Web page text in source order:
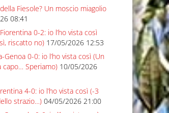
Fiesole? Un moscio miagolio
08:41
0-2: io l’ho vista così
riscatto no) 17/05/2026 12:53
Genoa 0-0: io l’ho vista così (Un
capo… Speriamo) 10/05/2026
4-0: io l’ho vista così (-3
strazio…) 04/05/2026 21:00